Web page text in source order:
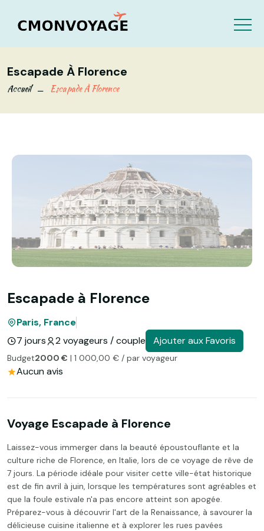
Escapade À Florence
Accueil Escapade À Florence
Escapade à Florence
Paris, France
7 jours
2 voyageurs / couple Ajouter aux Favoris
Budget2000 € | 1 000,00 € / par voyageur
Aucun avis
Voyage Escapade à Florence
Laissez-vous immerger dans la beauté époustouflante et la
culture riche de Florence, en Italie, lors de ce voyage de rêve de
7 jours. La période idéale pour visiter cette ville-état historique
est de fin avril à juin, lorsque les températures sont agréables et
que la foule estivale n'a pas encore atteint son apogée.
Préparez-vous à découvrir l'art de la Renaissance, à savourer la
délicieuse cuisine italienne et à explorer les rues pavées